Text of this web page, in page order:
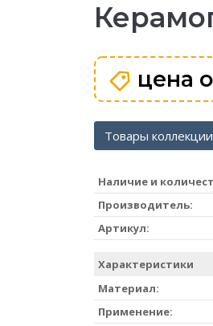
цена
Товары коллекции
Наличие и
Производитель:
Артикул:
Характеристики
Материал:
Применение: